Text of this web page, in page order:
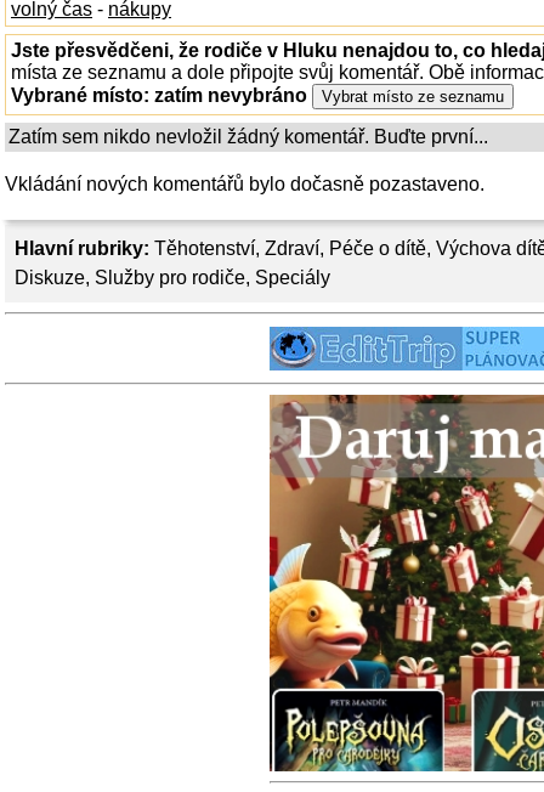
Hlavní rubriky: Těhotenství, Zdraví, Péče o dítě, Výchova
Diskuze, Služby pro rodiče, Speciály
volný čas - nákupy
Jste přesvědčeni, že rodiče v Hluku nenajdou to, co
místa ze seznamu a dole připojte svůj komentář. Obě
Vybrané místo: zatím nevybráno
Zatím sem nikdo nevložil žádný komentář. Buďte první...
Vkládání nových komentářů bylo dočasně pozastaveno.